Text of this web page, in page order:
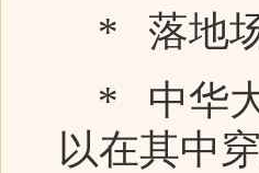
* 落地场
* 中华大
以在其中